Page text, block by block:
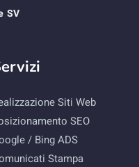
SV
Siti Web
SEO
/ Bing ADS
Stampa